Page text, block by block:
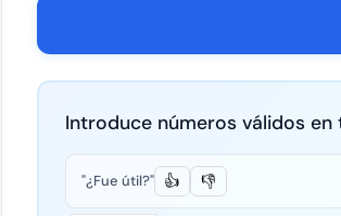
Introduce números válidos
"¿Fue útil?" 👍 👎